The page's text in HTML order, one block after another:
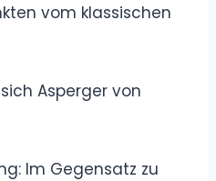
vom klassischen
Im Gegensatz zu